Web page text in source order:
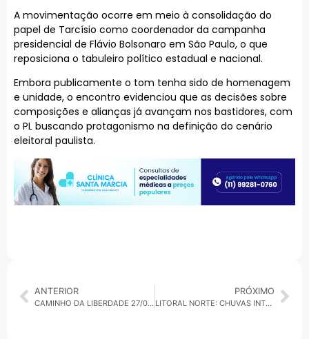
A movimentação ocorre em meio à consolidação do
papel de Tarcísio como coordenador da campanha
presidencial de Flávio Bolsonaro em São Paulo, o que
reposiciona o tabuleiro político estadual e nacional.
Embora publicamente o tom tenha sido de homenagem
e unidade, o encontro evidenciou que as decisões sobre
composições e alianças já avançam nos bastidores, com
o PL buscando protagonismo na definição do cenário
eleitoral paulista.
ANTERIOR
CAMINHO DA LIBERDADE 27/02/2026: IMPACTOS DA FAMÍLIA DISFUNCIONAL NA INFÂNCIA E COMO ROMPER CICLOS
PRÓXIMO
LITORAL NORTE: CHUVAS INTENSAS CAUSAM TRANSTORNOS E DANOS EM DIVERSOS MUNICÍPIOS